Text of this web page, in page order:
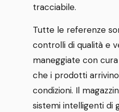
tracciabile.
Tutte le referenze
controlli di qualità e
maneggiate con
che i prodotti
condizioni. Il
sistemi intelligenti di